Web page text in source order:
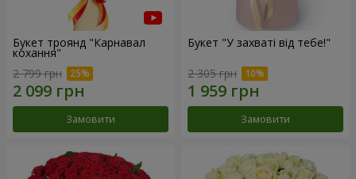
Букет троянд "Карнавал
кохання"
2 799 грн
Замовити
Букет "У захваті від тебе!"
2 305 грн
Замовити